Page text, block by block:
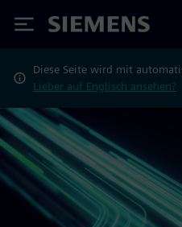
Siemens
Diese Seite wird mit
Lieber auf Englisch ansehen?